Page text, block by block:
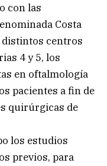
con las
Costa
distintos centros
4 y 5, los
en oftalmología
pacientes a fin de
quirúrgicas de
los estudios
previos, para